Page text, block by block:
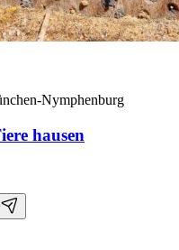
Nymphenburg
hausen